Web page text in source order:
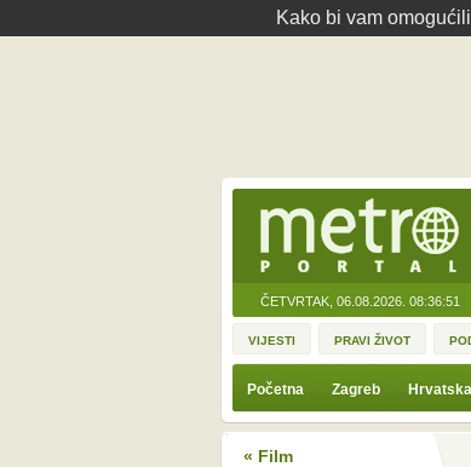
Kako bi vam
ČETVRTAK, 06.08.2026. 08:36:51
VIJESTI PRAVI ŽIVOT
Početna Zagreb Hrvatska
« Film